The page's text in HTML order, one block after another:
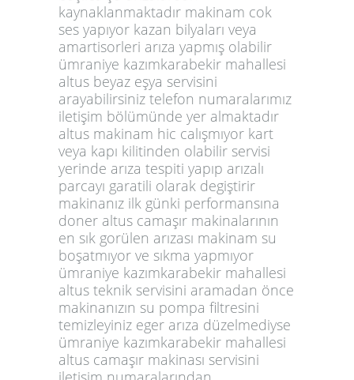
kaynaklanmaktadır makinam cok
ses yapıyor kazan bilyaları veya
amartisorleri arıza yapmış olabilir
ümraniye kazımkarabekir mahallesi
altus beyaz eşya servisini
arayabilirsiniz telefon numaralarımız
iletişim bölümünde yer almaktadır
altus makinam hic calışmıyor kart
veya kapı kilitinden olabilir servisi
yerinde arıza tespiti yapıp arızalı
parcayı garatili olarak degiştirir
makinanız ilk günki performansına
doner altus camaşır makinalarının
en sık gorülen arızası makinam su
boşatmıyor ve sıkma yapmıyor
ümraniye kazımkarabekir mahallesi
altus teknik servisini aramadan önce
makinanızın su pompa filtresini
temizleyiniz eger arıza düzelmediyse
ümraniye kazımkarabekir mahallesi
altus camaşır makinası servisini